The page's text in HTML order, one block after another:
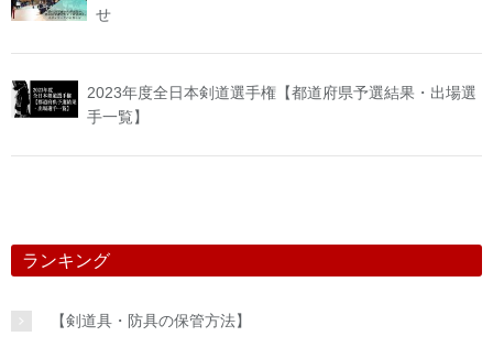
せ
2023年度全日本剣道選手権【都道府県予選結果・出場選
手一覧】
ランキング
【剣道具・防具の保管方法】